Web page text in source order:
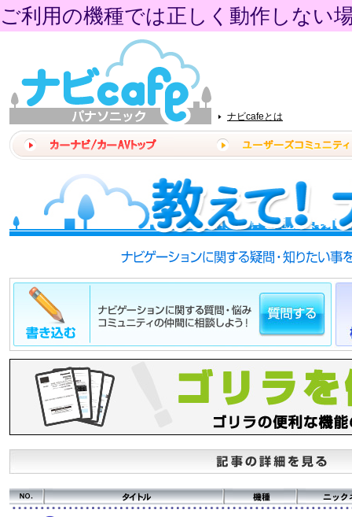
ご利用の機種では正しく動作しない
ナビcafeとは